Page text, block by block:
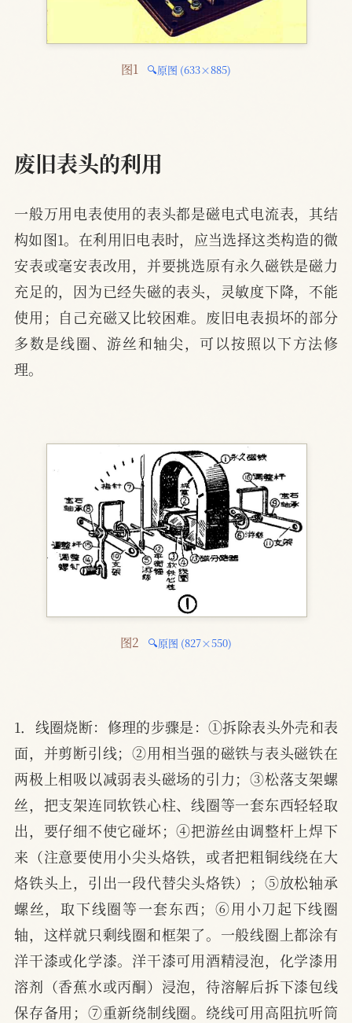
图1 🔍原图 (633×885)
废旧表头的利用
一般万用电表使用的表头都是磁电式电流表，其结
构如图1。在利用旧电表时，应当选择这类构造的微
安表或毫安表改用，并要挑选原有永久磁铁是磁力
充足的，因为已经失磁的表头，灵敏度下降，不能
使用；自己充磁又比较困难。废旧电表损坏的部分
多数是线圈、游丝和轴尖，可以按照以下方法修
理。
图2 🔍原图 (827×550)
1．线圈烧断：修理的步骤是：①拆除表头外壳和表
面，并剪断引线；②用相当强的磁铁与表头磁铁在
两极上相吸以减弱表头磁场的引力；③松落支架螺
丝，把支架连同软铁心柱、线圈等一套东西轻轻取
出，要仔细不使它碰坏；④把游丝由调整杆上焊下
来（注意要使用小尖头烙铁，或者把粗铜线绕在大
烙铁头上，引出一段代替尖头烙铁）；⑤放松轴承
螺丝，取下线圈等一套东西；⑥用小刀起下线圈
轴，这样就只剩线圈和框架了。一般线圈上都涂有
洋干漆或化学漆。洋干漆可用酒精浸泡，化学漆用
溶剂（香蕉水或丙酮）浸泡，待溶解后拆下漆包线
保存备用；⑦重新绕制线圈。绕线可用高阻抗听筒